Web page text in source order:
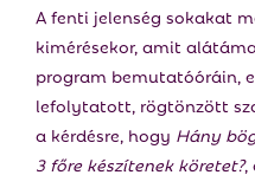
A fenti jelenség sokakat
kimérésekor, amit
program bemutatóóráin,
lefolytatott, rögtönzött
a kérdésre, hogy Hány
3 főre készítenek köretet?,